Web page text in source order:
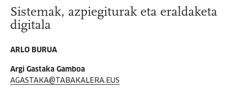
Sistemak, azpiegiturak eta eraldaketa
digitala
ARLO BURUA
Argi Gastaka Gamboa
AGASTAKA@TABAKALERA.EUS